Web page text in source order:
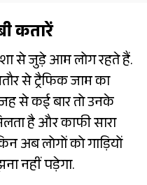
कतारें
से जुड़े आम लोग रहते हैं.
से ट्रैफिक जाम का
से कई बार तो उनके
है और काफी सारा
अब लोगों को गाड़ियों
नहीं पड़ेगा.